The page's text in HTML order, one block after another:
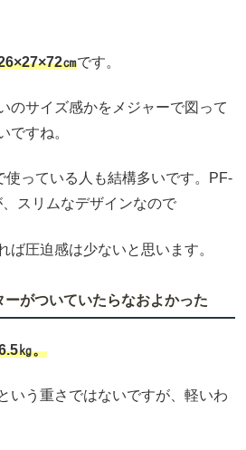
㎝です。
のサイズ感かをメジャーで図って
ですね。
使っている人も結構多いです。PF-
スリムなデザインなので
ば圧迫感は少ないと思います。
がついていたらなおよかった
㎏。
いう重さではないですが、軽いわ